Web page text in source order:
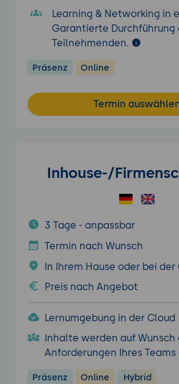
Learning & Networking in
Garantierte Durchführung
Teilnehmenden.
Präsenz Online
Termin
Inhouse-/
3 Tage - anpassbar
Termin nach Wunsch
In Ihrem Hause oder bei der
Preis nach Angebot
Lernumgebung in der Cloud
Inhalte werden auf Wunsch
Anforderungen Ihres
Präsenz Online Hybrid